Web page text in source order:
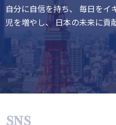
自分に自信を持ち、
毎日をイ
児を増やし、日本の未来に貢